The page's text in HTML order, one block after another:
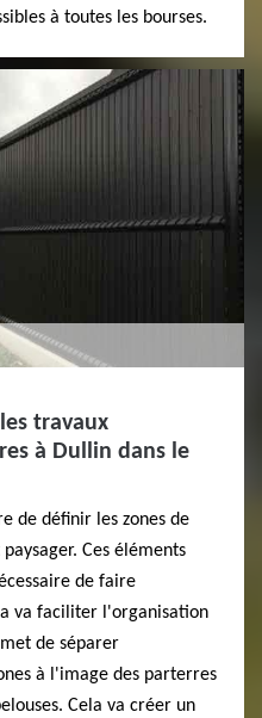
à toutes les bourses.
travaux
à Dullin dans le
de définir les zones de
Ces éléments
de faire
va faciliter l'organisation
de séparer
à l'image des parterres
Cela va créer un